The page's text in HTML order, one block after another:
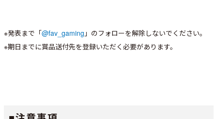
※発表まで「@fav_gaming 」のフォローを解除しないでください。
※期日までに賞品送付先を登録いただく必要があります。